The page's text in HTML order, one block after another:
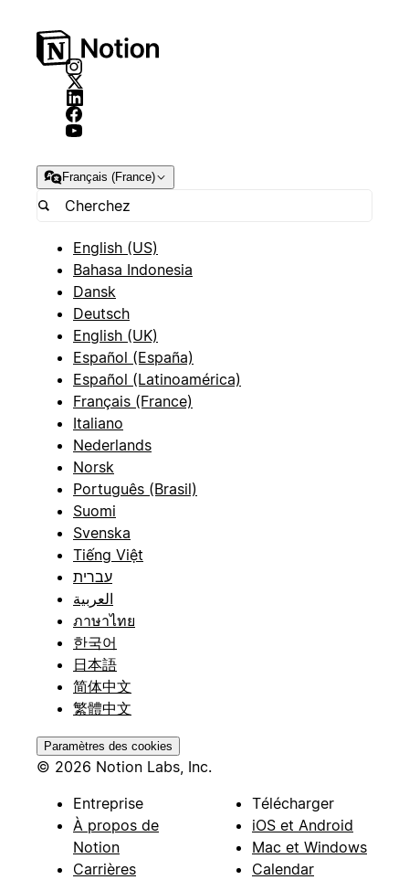
Français (France)
English (US)
Bahasa Indonesia
Dansk
Deutsch
English (UK)
Español (España)
Español (Latinoamérica)
Français (France)
Italiano
Nederlands
Norsk
Português (Brasil)
Suomi
Svenska
Tiếng Việt
עברית
العربية
ภาษาไทย
한국어
日本語
简体中文
繁體中文
Paramètres des cookies
© 2026 Notion Labs, Inc.
Entreprise
À propos de
Notion
Carrières
Télécharger
iOS et Android
Mac et Windows
Calendar